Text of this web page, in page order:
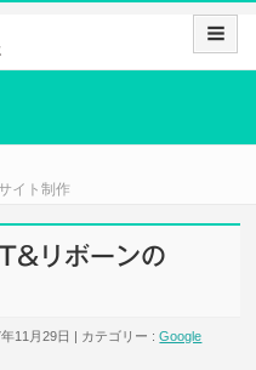
イト制作
リボーンの
11月29日 カテゴリー :Google